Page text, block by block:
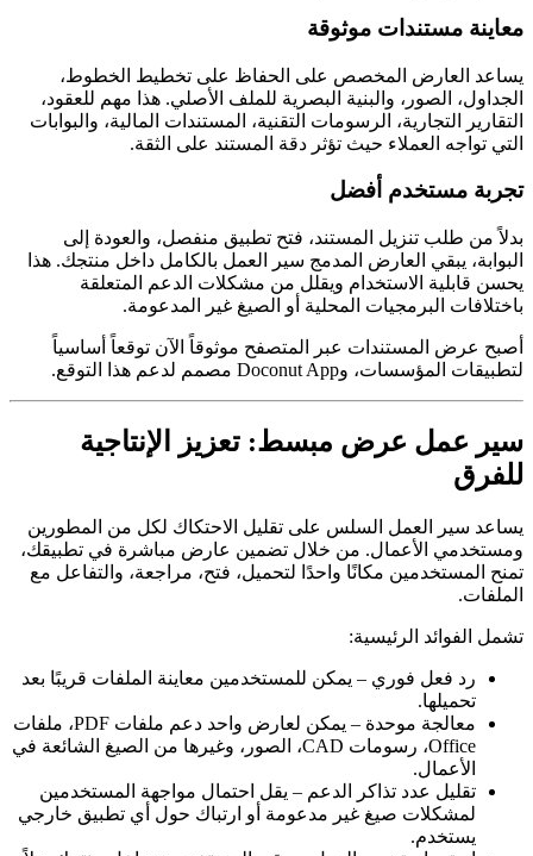
معاينة مستندات موثوقة
يساعد العارض المخصص على الحفاظ على تخطيط الخطوط،
الجداول، الصور، والبنية البصرية للملف الأصلي. هذا مهم للعقود،
التقارير التجارية، الرسومات التقنية، المستندات المالية، والبوابات
التي تواجه العملاء حيث تؤثر دقة المستند على الثقة.
تجربة مستخدم أفضل
بدلاً من طلب تنزيل المستند، فتح تطبيق منفصل، والعودة إلى
البوابة، يبقي العارض المدمج سير العمل بالكامل داخل منتجك. هذا
يحسن قابلية الاستخدام ويقلل من مشكلات الدعم المتعلقة
باختلافات البرمجيات المحلية أو الصيغ غير المدعومة.
أصبح عرض المستندات عبر المتصفح موثوقاً الآن توقعاً أساسياً
لتطبيقات المؤسسات، وDoconut App مصمم لدعم هذا التوقع.
سير عمل عرض مبسط: تعزيز الإنتاجية
للفرق
يساعد سير العمل السلس على تقليل الاحتكاك لكل من المطورين
ومستخدمي الأعمال. من خلال تضمين عارض مباشرة في تطبيقك،
تمنح المستخدمين مكانًا واحدًا لتحميل، فتح، مراجعة، والتفاعل مع
الملفات.
تشمل الفوائد الرئيسية:
رد فعل فوري – يمكن للمستخدمين معاينة الملفات قريبًا بعد
تحميلها.
معالجة موحدة – يمكن لعارض واحد دعم ملفات PDF، ملفات
Office، رسومات CAD، الصور، وغيرها من الصيغ الشائعة في
الأعمال.
تقليل عدد تذاكر الدعم – يقل احتمال مواجهة المستخدمين
لمشكلات صيغ غير مدعومة أو ارتباك حول أي تطبيق خارجي
يستخدم.